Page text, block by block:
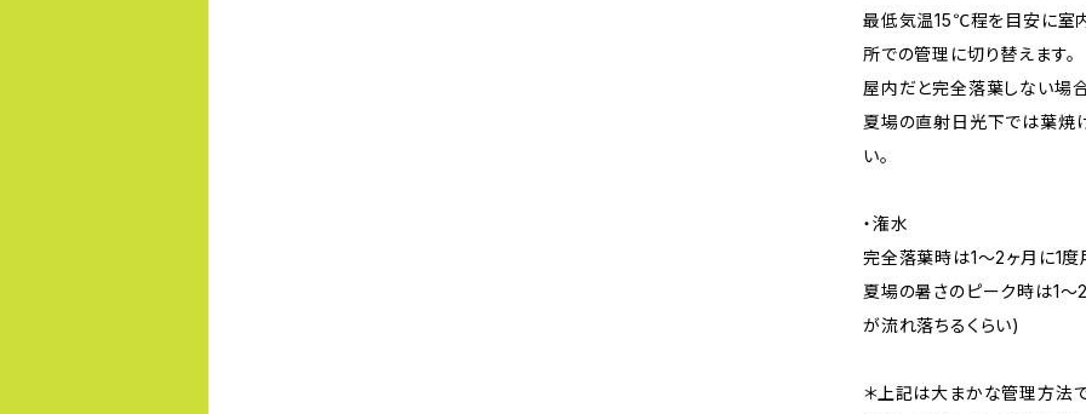
最低気温15℃程を目安に室
所での管理に切り替えます。
屋内だと完全落葉しない場合
夏場の直射日光下では葉焼
い。
・潅水
完全落葉時は1〜2ヶ月に1度
夏場の暑さのピーク時は1
が流れ落ちるくらい)
＊上記は大まかな管理方法で